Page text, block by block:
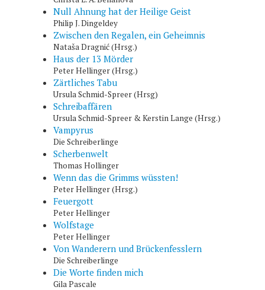
Null Ahnung hat der Heilige Geist
Philip J. Dingeldey
Zwischen den Regalen, ein Geheimnis
Nataša Dragnić (Hrsg.)
Haus der 13 Mörder
Peter Hellinger (Hrsg.)
Zärtliches Tabu
Ursula Schmid-Spreer (Hrsg)
Schreibaffären
Ursula Schmid-Spreer & Kerstin Lange (Hrsg.)
Vampyrus
Die Schreiberlinge
Scherbenwelt
Thomas Hollinger
Wenn das die Grimms wüssten!
Peter Hellinger (Hrsg.)
Feuergott
Peter Hellinger
Wolfstage
Peter Hellinger
Von Wanderern und Brückenfesslern
Die Schreiberlinge
Die Worte finden mich
Gila Pascale